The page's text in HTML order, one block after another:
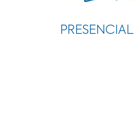
PRESENCIAL